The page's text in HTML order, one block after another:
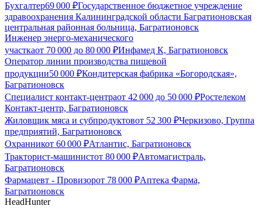
Бухгалтер69 000 ₽Государственное бюджетное учреждение
здравоохранения Калининградской области Багратионовская
центральная районная больница, Багратионовск
Инженер энерго-механического
участкаот 70 000 до 80 000 ₽Инфамед К, Багратионовск
Оператор линии производства пищевой
продукции50 000 ₽Кондитерская фабрика «Богородская»,
Багратионовск
Специалист контакт-центраот 42 000 до 50 000 ₽Ростелеком
Контакт-центр, Багратионовск
Жиловщик мяса и субпродуктовот 52 300 ₽Черкизово, Группа
предприятий, Багратионовск
Охранникот 60 000 ₽Атлантис, Багратионовск
Тракторист-машинистот 80 000 ₽Автомагистраль,
Багратионовск
Фармацевт - Провизорот 78 000 ₽Аптека Фарма,
Багратионовск
HeadHunter